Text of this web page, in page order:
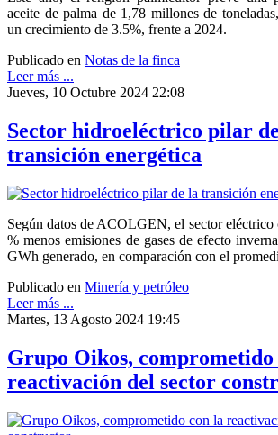
aceite de palma de 1,78 millones de
un crecimiento de 3.5%, frente a 2024.
Publicado en Notas de la finca
Leer más ...
Jueves, 10 Octubre 2024 22:08
Sector hidroeléctrico pilar
transición energética
Según datos de ACOLGEN, el sector
% menos emisiones de gases de efecto
GWh generado, en comparación con el
Publicado en Minería y petróleo
Leer más ...
Martes, 13 Agosto 2024 19:45
Grupo Oikos, comprometido
reactivación del sector